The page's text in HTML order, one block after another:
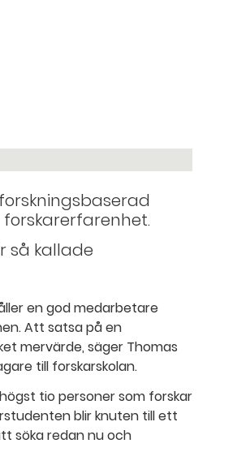
forskarerfarenhet.
så kallade
en god medarbetare
Att satsa på en
mervärde, säger Thomas
till forskarskolan.
tio personer som forskar
blir knuten till ett
söka redan nu och